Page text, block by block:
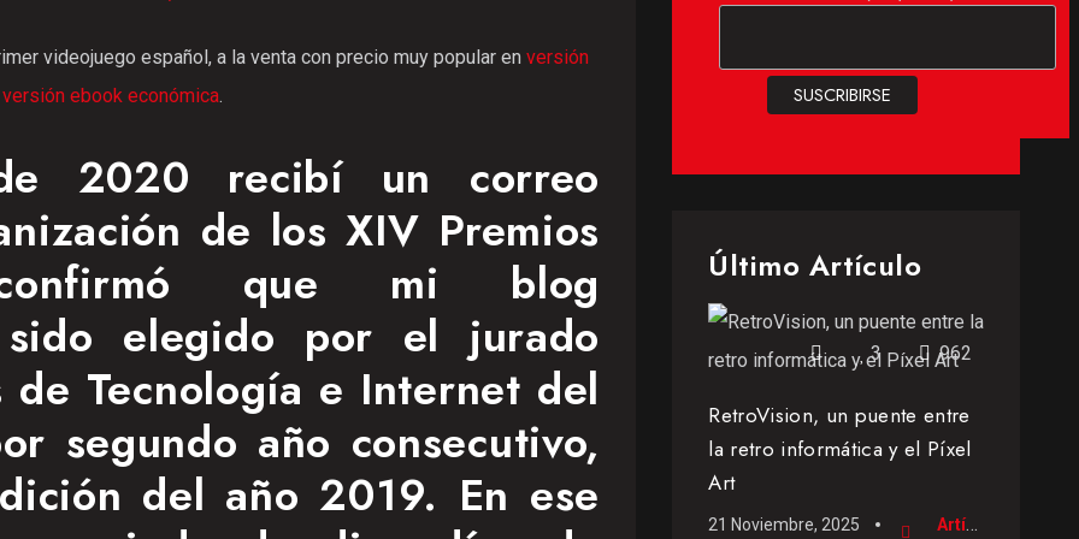
videojuego español, a la venta con precio muy popular en versión
versión ebook económica.
2020 recibí un correo
de los XIV Premios
que mi blog
sido elegido por el jurado
Tecnología e Internet del
segundo año consecutivo,
del año 2019. En ese
Último Artículo
3 962
RetroVision, un puente entre
la retro informática y el Píxel
Art
21 Noviembre, 2025 Artículo